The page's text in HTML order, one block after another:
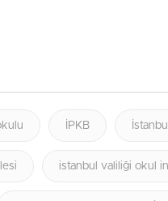
İPKB
istanbul valiliği okul